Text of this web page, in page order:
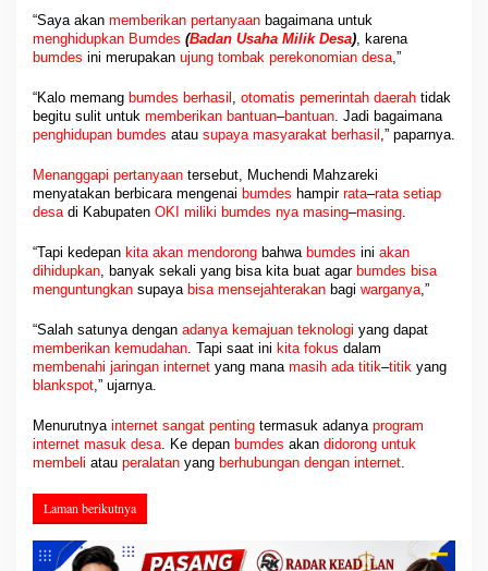
e
b
e
a
r
i
u
“Saya akan memberikan pertanyaan bagaimana untuk
menghidupkan Bumdes (Badan Usaha Milik Desa), karena
bumdes ini merupakan ujung tombak perekonomian desa,”
“Kalo memang bumdes berhasil , otomatis pemerintah daerah tidak
begitu sulit untuk memberikan bantuan–bantuan. Jadi bagaimana
penghidupan bumdes atau supaya masyarakat berhasil ,” paparnya.
Menanggapi pertanyaan tersebut, Muchendi Mahzareki
menyatakan berbicara mengenai bumdes hampir rata–rata setiap
desadi Kabupaten OKI miliki bumdes nya masing–masing.
“Tapi kedepan kita akan mendorong bahwa bumdes ini akan
dihidupkan, banyak sekali yang bisa kita buat agar bumdes bisa
menguntungkan supaya bisa mensejahterakan bagi warganya,”
“Salah satunya dengan adanya kemajuan teknologi yang dapat
memberikan kemudahan. Tapi saat ini kita fokus dalam
membenahi jaringan internet yang mana masih ada titik–titik yang
blankspot,” ujarnya.
Menurutnya internet sangat penting termasuk adanya program
internet masuk desa. Ke depan bumdes akan didorong untuk
membeli atau peralatan yang berhubungan dengan internet.
Laman berikutnya